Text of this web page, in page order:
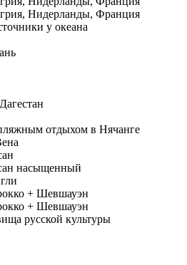
Нидерланды, Франция
у океана
отдыхом в Нячанге
насыщенный
+ Шевшауэн
+ Шевшауэн
русской культуры